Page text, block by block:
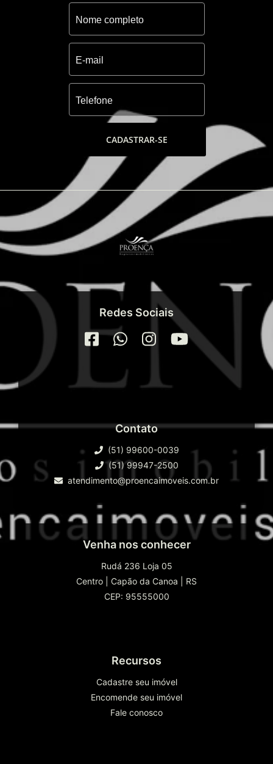
CADASTRAR-SE
Redes Sociais
Contato
(51) 99600-0039
(51) 99947-2500
atendimento@proencaimoveis.com.br
Venha nos conhecer
Rudá 236 Loja 05
Centro
Capão da Canoa
RS
CEP: 95555000
Recursos
Cadastre seu imóvel
Encomende seu imóvel
Fale conosco